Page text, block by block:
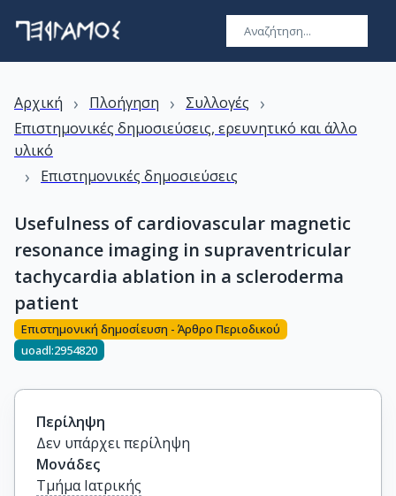
Αρχική › Πλοήγηση › Συλλογές ›
Επιστημονικές δημοσιεύσεις, ερευνητικό και άλλο
υλικό
› Επιστημονικές δημοσιεύσεις
Usefulness of cardiovascular magnetic
resonance imaging in supraventricular
tachycardia ablation in a scleroderma
patient
Επιστημονική δημοσίευση - Άρθρο Περιοδικού
uoadl:2954820
Περίληψη
Δεν υπάρχει περίληψη
Μονάδες
Τμήμα Ιατρικής